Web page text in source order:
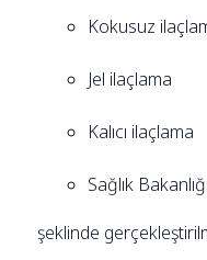
Kokusuz
Jel ilaçlama
Kalıcı ilaçlama
Sağlık
şeklinde